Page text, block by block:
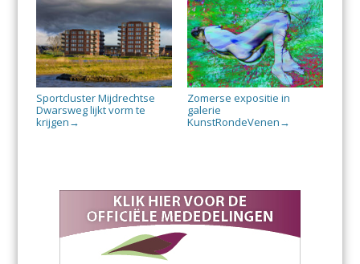
Sportcluster Mijdrechtse
Dwarsweg lijkt vorm te
krijgen →
Zomerse expositie in
galerie
KunstRondeVenen →